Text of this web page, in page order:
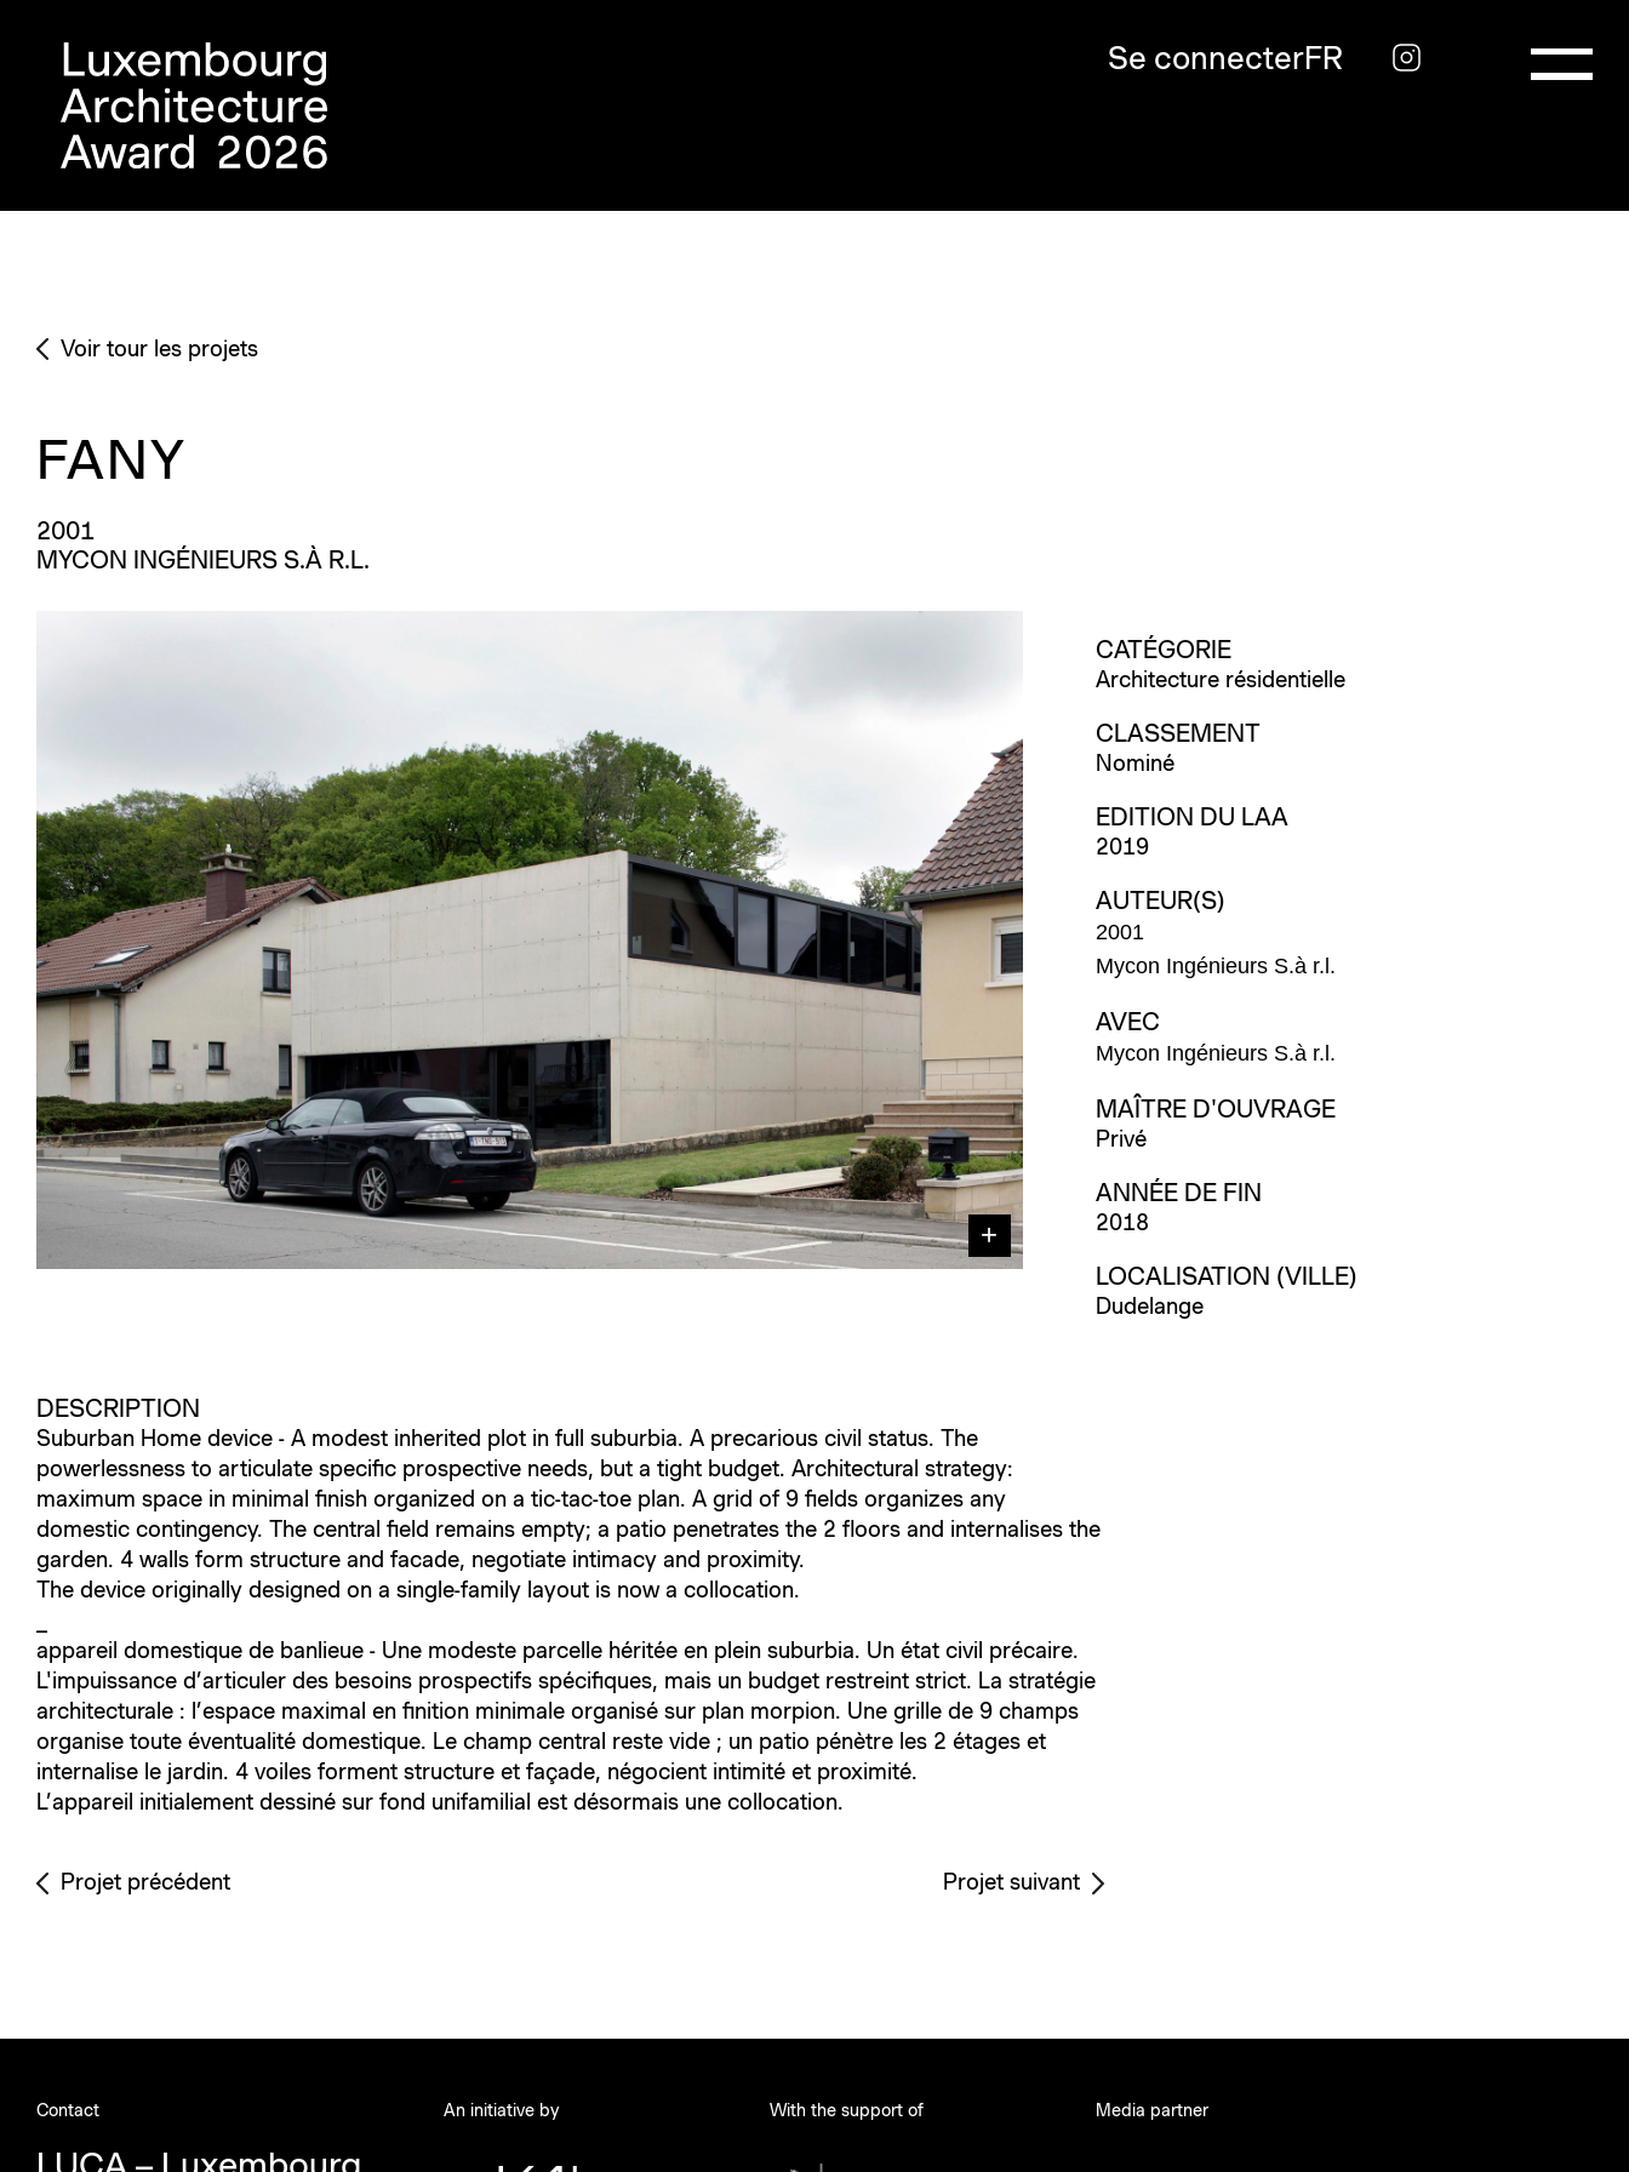
Se connecterFR
Voir tour les projets
FANY
2001
MYCON INGÉNIEURS S.À R.L.
CATÉGORIE
Architecture résidentielle
CLASSEMENT
Nominé
EDITION DU LAA
2019
AUTEUR(S)
2001
Mycon Ingénieurs S.à r.l.
AVEC
Mycon Ingénieurs S.à r.l.
MAÎTRE D'OUVRAGE
Privé
ANNÉE DE FIN
2018
LOCALISATION (VILLE)
Dudelange
DESCRIPTION
Suburban Home device - A modest inherited plot in full suburbia. A precarious civil status. The
powerlessness to articulate specific prospective needs, but a tight budget. Architectural strategy:
maximum space in minimal finish organized on a tic-tac-toe plan. A grid of 9 fields organizes any
domestic contingency. The central field remains empty; a patio penetrates the 2 floors and internalises the
garden. 4 walls form structure and facade, negotiate intimacy and proximity.
The device originally designed on a single-family layout is now a collocation.
appareil domestique de banlieue - Une modeste parcelle héritée en plein suburbia. Un état civil précaire.
L'impuissance d’articuler des besoins prospectifs spécifiques, mais un budget restreint strict. La stratégie
architecturale : l’espace maximal en finition minimale organisé sur plan morpion. Une grille de 9 champs
organise toute éventualité domestique. Le champ central reste vide ; un patio pénètre les 2 étages et
internalise le jardin. 4 voiles forment structure et façade, négocient intimité et proximité.
L’appareil initialement dessiné sur fond unifamilial est désormais une collocation.
Projet précédent Projet suivant
Contact An initiative by With the support of Media partner